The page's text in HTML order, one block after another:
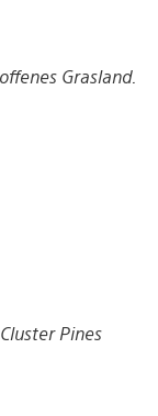
Grasland.
Pines